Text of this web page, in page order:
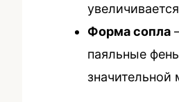
Форма сопла
паяльные